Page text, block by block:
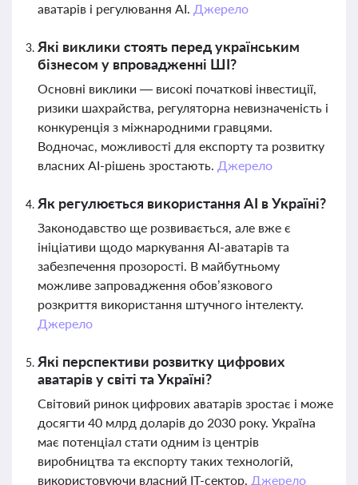
аватарів і регулювання AI. Джерело
Які виклики стоять перед українським
бізнесом у впровадженні ШІ?
Основні виклики — високі початкові інвестиції,
ризики шахрайства, регуляторна невизначеність і
конкуренція з міжнародними гравцями.
Водночас, можливості для експорту та розвитку
власних AI-рішень зростають. Джерело
Як регулюється використання AI в Україні?
Законодавство ще розвивається, але вже є
ініціативи щодо маркування AI-аватарів та
забезпечення прозорості. В майбутньому
можливе запровадження обов’язкового
розкриття використання штучного інтелекту.
Джерело
Які перспективи розвитку цифрових
аватарів у світі та Україні?
Світовий ринок цифрових аватарів зростає і може
досягти 40 млрд доларів до 2030 року. Україна
має потенціал стати одним із центрів
виробництва та експорту таких технологій,
використовуючи власний ІТ-сектор. Джерело